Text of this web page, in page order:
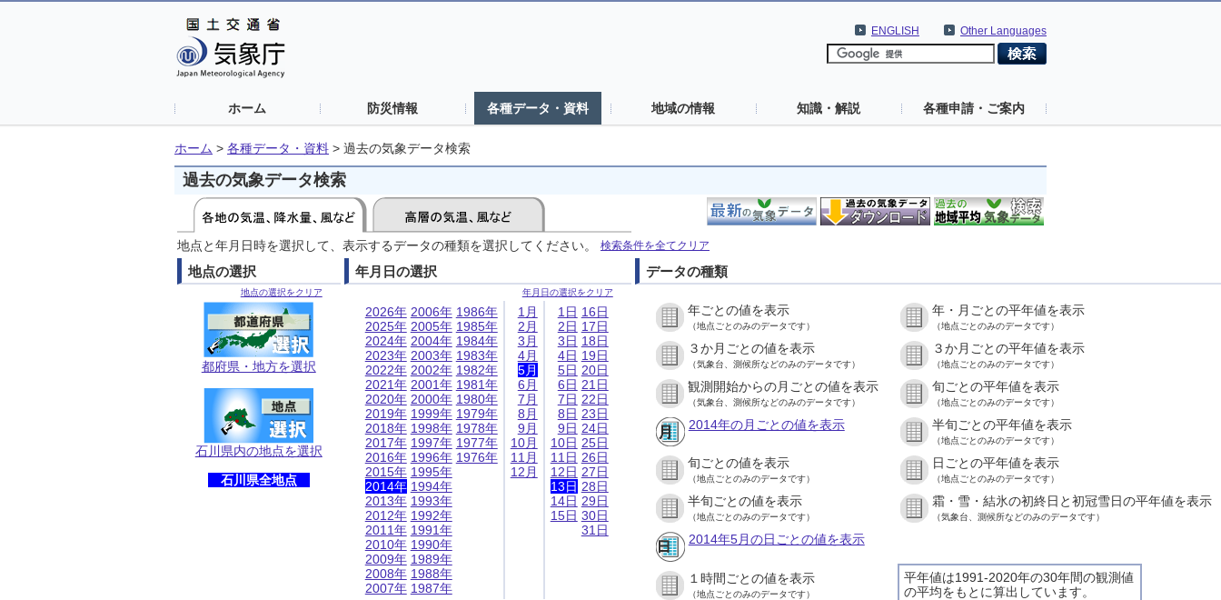
Other Languages
ENGLISH
ホーム 防災情報 各種データ・資料 地域の情報 知識・解説 各種申請・ご案内
ホーム > 各種データ・資料 > 過去の気象データ検索
過去の気象データ検索
地点と年月日時を選択して、表示するデータの種類を選択してください。 検索条件を全てクリア
地点の選択
地点の選択をクリア
都府県・地方を選択
石川県内の地点を選択
石川県全地点
年月日の選択
年月日の選択をクリア
2026年
2025年
2024年
2023年
2022年
2021年
2020年
2019年
2018年
2017年
2016年
2015年
2014年
2013年
2012年
2011年
2010年
2009年
2008年
2007年
2006年
2005年
2004年
2003年
2002年
2001年
2000年
1999年
1998年
1997年
1996年
1995年
1994年
1993年
1992年
1991年
1990年
1989年
1988年
1987年
1986年
1985年
1984年
1983年
1982年
1981年
1980年
1979年
1978年
1977年
1976年
1月
2月
3月
4月
5月
6月
7月
8月
9月
10月
11月
12月
1日
2日
3日
4日
5日
6日
7日
8日
9日
10日
11日
12日
13日
14日
15日
16日
17日
18日
19日
20日
21日
22日
23日
24日
25日
26日
27日
28日
29日
30日
31日
データの種類
年ごとの値を表示
（地点ごとのみのデータです）
年・月ごとの平年値を表示
（地点ごとのみのデータです）
３か月ごとの値を表示
（気象台、測候所などのみのデータです）
３か月ごとの平年値を表示
（地点ごとのみのデータです）
観測開始からの月ごとの値を表示
（気象台、測候所などのみのデータです）
旬ごとの平年値を表示
（地点ごとのみのデータです）
2014年の月ごとの値を表示 半旬ごとの平年値を表示
（地点ごとのみのデータです）
旬ごとの値を表示
（地点ごとのみのデータです）
日ごとの平年値を表示
（地点ごとのみのデータです）
半旬ごとの値を表示
（地点ごとのみのデータです）
霜・雪・結氷の初終日と初冠雪日の平年値を表示
（気象台、測候所などのみのデータです）
2014年5月の日ごとの値を表示
平年値は1991-2020年の30年間の観測値
の平均をもとに算出しています。
１時間ごとの値を表示
（地点ごとのみのデータです）